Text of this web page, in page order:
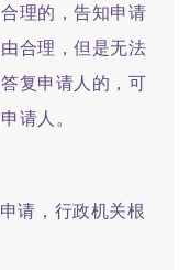
理的，告知申请
合理，但是无法
复申请人的，可
请人。
请，行政机关根